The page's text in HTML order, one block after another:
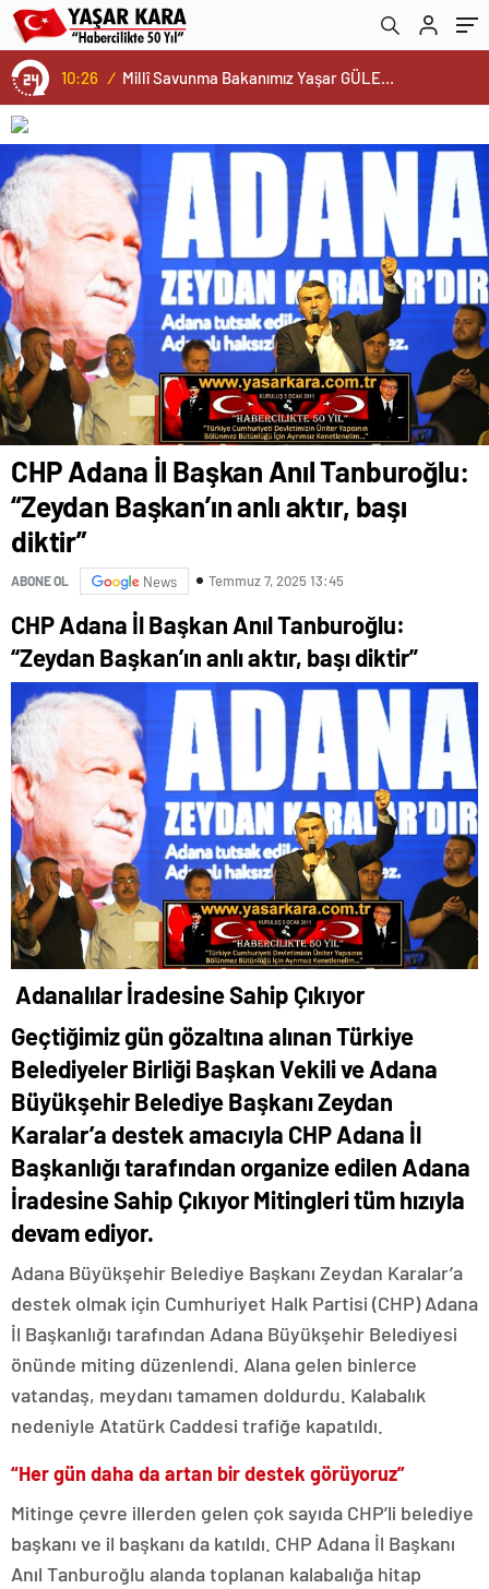
10:26 / Millî Savunma Bakanımız Yaşar GÜLER, Kuzey Kıbrıs Türk Cumhuriyeti Dışişleri Bakanı Tahsin Ertuğruloğlu ile Bir Araya Geldi…
CHP Adana İl Başkan Anıl Tanburoğlu:
“Zeydan Başkan’ın anlı aktır, başı
diktir”
ABONE OL News Temmuz 7, 2025 13:45
CHP Adana İl Başkan Anıl Tanburoğlu:
“Zeydan Başkan’ın anlı aktır, başı diktir”
Adanalılar İradesine Sahip Çıkıyor
Geçtiğimiz gün gözaltına alınan Türkiye
Belediyeler Birliği Başkan Vekili ve Adana
Büyükşehir Belediye Başkanı Zeydan
Karalar’a destek amacıyla CHP Adana İl
Başkanlığı tarafından organize edilen Adana
İradesine Sahip Çıkıyor Mitingleri tüm hızıyla
devam ediyor.
Adana Büyükşehir Belediye Başkanı Zeydan Karalar’a
destek olmak için Cumhuriyet Halk Partisi (CHP) Adana
İl Başkanlığı tarafından Adana Büyükşehir Belediyesi
önünde miting düzenlendi. Alana gelen binlerce
vatandaş, meydanı tamamen doldurdu. Kalabalık
nedeniyle Atatürk Caddesi trafiğe kapatıldı.
“Her gün daha da artan bir destek görüyoruz”
Mitinge çevre illerden gelen çok sayıda CHP’li belediye
başkanı ve il başkanı da katıldı. CHP Adana İl Başkanı
Anıl Tanburoğlu alanda toplanan kalabalığa hitap